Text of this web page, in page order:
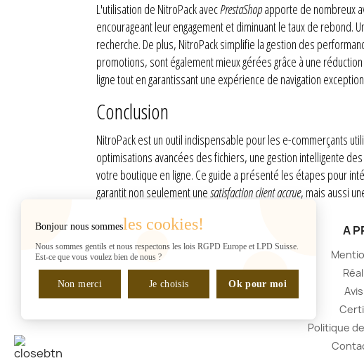
L'utilisation de NitroPack avecPrestaShopapporte de nombreux
encourageant leur engagement et diminuant le taux de
recherche. De plus, NitroPack simplifie la gestion des
promotions, sont également mieux gérées grâce à une
ligne tout en garantissant une expérience de navigation
Conclusion
NitroPack est un outil indispensable pour les e-commerçants
optimisations avancées des fichiers, une gestion intelligente
votre boutique en ligne. Ce guide a présenté les étapes pour
garantit non seulement unesatisfaction client accrue, mais aussi
INFORMATIONS
Web2007
Rue de Chantepoulet 10
(sur RDV UNIQUEMENT)
1201 Genève
Suisse
A
Politique
Bonjour nous sommesles cookies!
Nous sommes gentils et nous respectons les lois RGPD Europe et LPD Suisse.
Est-ce que vous voulez bien de nous ?
Non merci Je choisis Ok pour moi